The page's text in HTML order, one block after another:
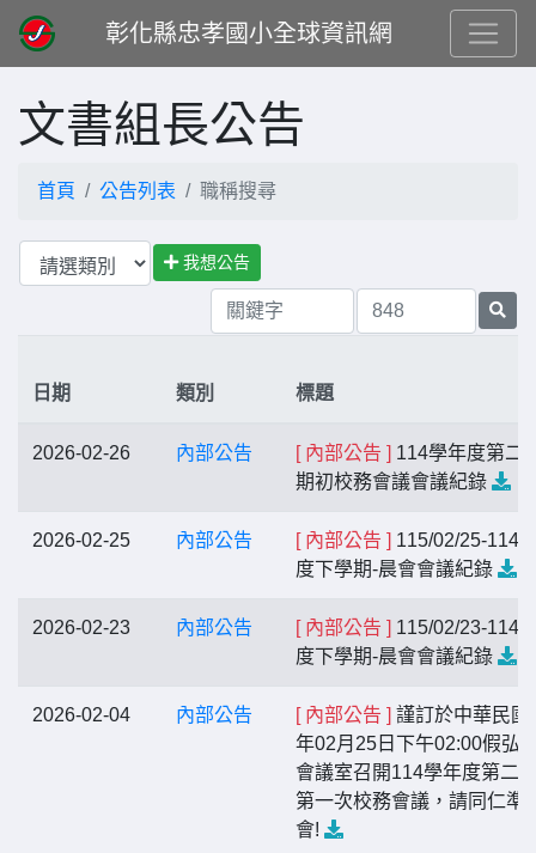
彰化縣忠孝國小全球資訊網
文書組長公告
首頁 公告列表 職稱搜尋
我想公告
日期 類別 標題
2026-02-26 內部公告 [ 內部公告 ] 114學年度第二
期初校務會議會議紀錄
2026-02-25 內部公告 [ 內部公告 ] 115/02/25-114
度下學期-晨會會議紀錄
2026-02-23 內部公告 [ 內部公告 ] 115/02/23-114
度下學期-晨會會議紀錄
2026-02-04 內部公告 [ 內部公告 ] 謹訂於中華民國
年02月25日下午02:00假弘
會議室召開114學年度第二
第一次校務會議，請同仁準
會!